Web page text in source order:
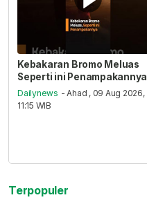
Kebakaran Bromo Meluas
Seperti ini Penampakannya
Dailynews - Ahad , 09 Aug 2026,
11:15 WIB
Terpopuler